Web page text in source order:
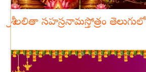
శ్రీ లలితా సహస్రనామస్తోత్రం తెలుగులో